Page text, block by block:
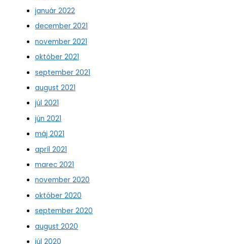
január 2022
december 2021
november 2021
október 2021
september 2021
august 2021
júl 2021
jún 2021
máj 2021
apríl 2021
marec 2021
november 2020
október 2020
september 2020
august 2020
júl 2020